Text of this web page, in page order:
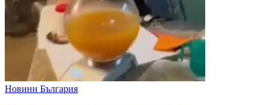
Новини България